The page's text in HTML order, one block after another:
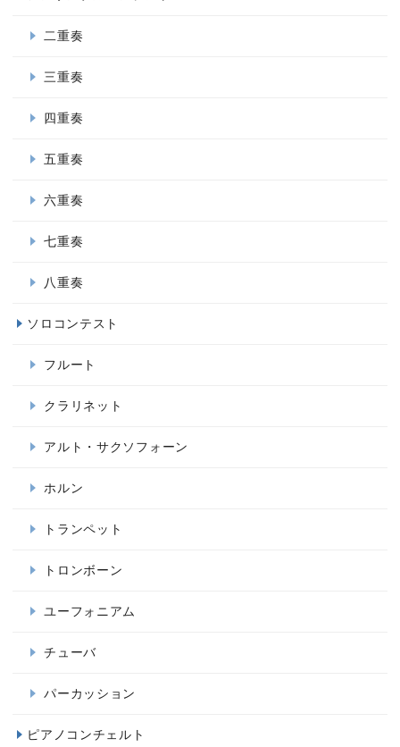
二重奏
三重奏
四重奏
五重奏
六重奏
七重奏
八重奏
ソロコンテスト
フルート
クラリネット
アルト・サクソフォーン
ホルン
トランペット
トロンボーン
ユーフォニアム
チューバ
パーカッション
ピアノコンチェルト